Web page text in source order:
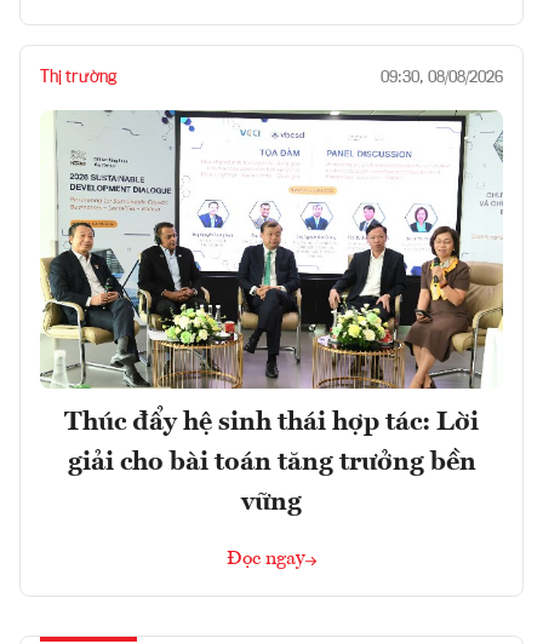
Thị trường 09:30, 08/08/2026
Thúc đẩy hệ sinh thái hợp tác: Lời
giải cho bài toán tăng trưởng bền
vững
Đọc ngay